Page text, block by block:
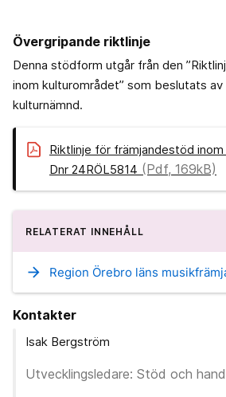
Övergripande riktlinje
Denna stödform utgår från den
inom kulturområdet” som beslutats av
kulturnämnd.
Riktlinje för främjandestöd
Dnr 24RÖL5814 (Pdf, 169kB)
RELATERAT INNEHÅLL
arrow_forward Region Örebro läns
Kontakter
Isak Bergström
Utvecklingsledare: Stöd och